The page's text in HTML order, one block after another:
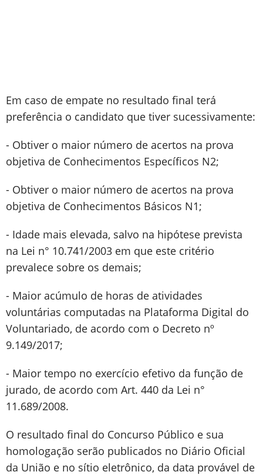
Em caso de empate no resultado final terá
preferência o candidato que tiver sucessivamente:
- Obtiver o maior número de acertos na prova
objetiva de Conhecimentos Específicos N2;
- Obtiver o maior número de acertos na prova
objetiva de Conhecimentos Básicos N1;
- Idade mais elevada, salvo na hipótese prevista
na Lei n° 10.741/2003 em que este critério
prevalece sobre os demais;
- Maior acúmulo de horas de atividades
voluntárias computadas na Plataforma Digital do
Voluntariado, de acordo com o Decreto nº
9.149/2017;
- Maior tempo no exercício efetivo da função de
jurado, de acordo com Art. 440 da Lei n°
11.689/2008.
O resultado final do Concurso Público e sua
homologação serão publicados no Diário Oficial
da União e no sítio eletrônico, da data provável de